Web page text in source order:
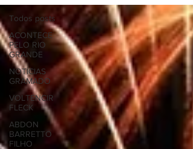
Todos posts
ACONTECE
PELO RIO
GRANDE
NOTÍCIAS
GRAMADO
VOLTENCIR
FLECK
ABDON
BARRETTO
FILHO